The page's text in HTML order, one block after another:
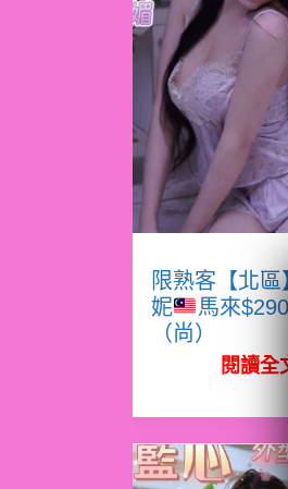
限熟客【北區
妮
馬來
（尚）
閱讀全